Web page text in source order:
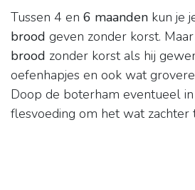
Tussen 4 en 6 maanden kun je
brood geven zonder korst.
brood zonder korst als hij
oefenhapjes en ook wat
Doop de boterham eventueel
flesvoeding om het wat zachter